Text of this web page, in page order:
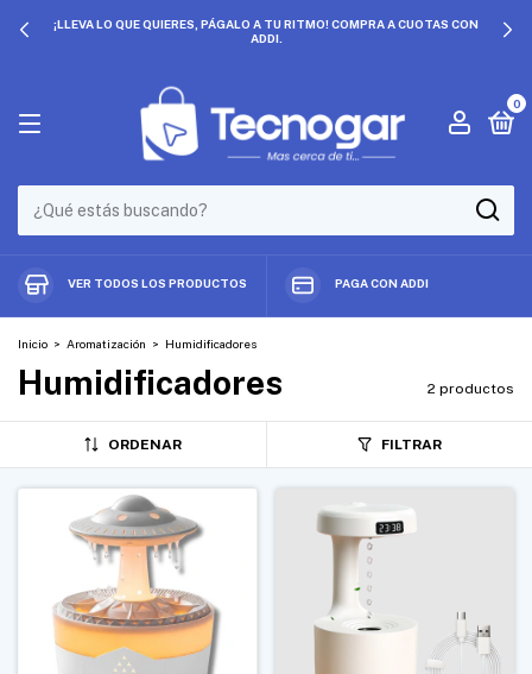
¡LLEVA LO QUE QUIERES, PÁGALO A TU RITMO! COMPRA A CUOTAS CON
ADDI.
0
VER TODOS LOS PRODUCTOS PAGA CON ADDI
Inicio > Aromatización > Humidificadores
Humidificadores 2 productos
ORDENAR FILTRAR